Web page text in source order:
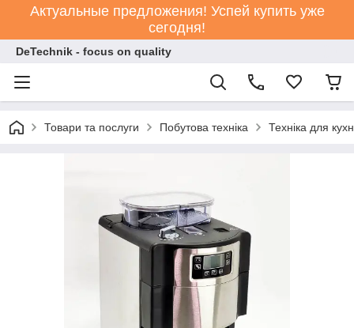
Актуальные предложения! Успей купить уже
сегодня!
DeTechnik - focus on quality
Товари та послуги Побутова техніка Техніка для